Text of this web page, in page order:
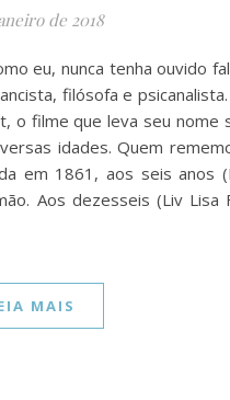
de 2018
eu, nunca tenha ouvido
filósofa e
o filme que leva seu nome
idades. Quem
em 1861, aos seis anos
Aos dezesseis (Liv Lisa
MAIS